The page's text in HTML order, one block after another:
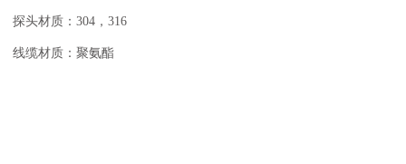
探头材质：304，316
线缆材质：聚氨酯